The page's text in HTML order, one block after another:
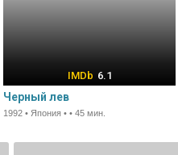
6.1
Черный лев
1992 • Япония • • 45 мин.